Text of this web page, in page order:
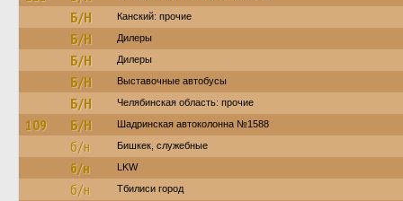
Б/Н Канский: прочие
Б/Н Дилеры
Б/Н Дилеры
Б/Н Выставочные автобусы
Б/Н Челябинская область: прочие
109 Б/Н Шадринская автоколонна №1588
б/н Бишкек, служебные
б/н LKW
б/н Тбилиси город